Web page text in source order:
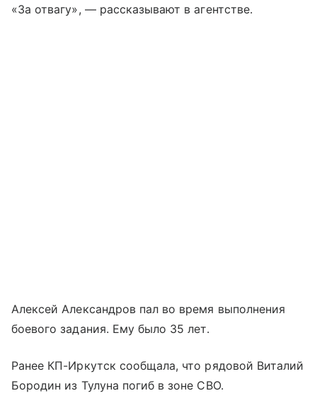
«За отвагу», — рассказывают в агентстве.
Алексей Александров пал во время выполнения
боевого задания. Ему было 35 лет.
Ранее КП-Иркутск сообщала, что рядовой Виталий
Бородин из Тулуна погиб в зоне СВО.